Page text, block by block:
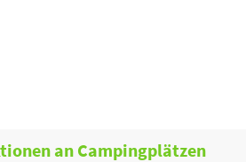
an Campingplätzen